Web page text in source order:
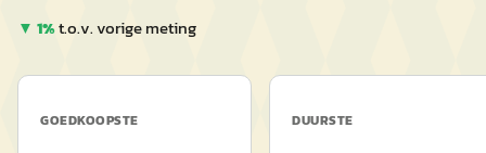
▼ 1%t.o.v. vorige meting
GOEDKOOPSTE DUURSTE